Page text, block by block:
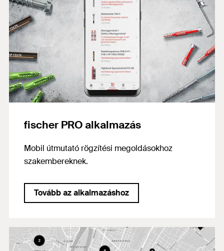
fischer PRO alkalmazás
Mobil útmutató rögzítési megoldásokhoz
szakembereknek.
Tovább az alkalmazáshoz